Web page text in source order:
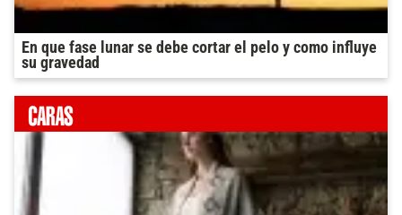
En que fase lunar se debe cortar el pelo y como influye
su gravedad